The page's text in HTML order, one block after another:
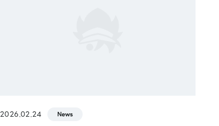
2026.02.24 News